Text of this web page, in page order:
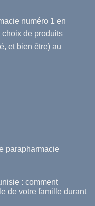
numéro 1 en
choix de produits
et bien être) au
parapharmacie
: comment
de votre famille durant